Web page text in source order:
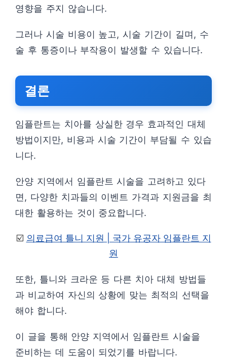
영향을 주지 않습니다.
그러나 시술 비용이 높고, 시술 기간이 길며, 수
술 후 통증이나 부작용이 발생할 수 있습니다.
결론
임플란트는 치아를 상실한 경우 효과적인 대체
방법이지만, 비용과 시술 기간이 부담될 수 있습
니다.
안양 지역에서 임플란트 시술을 고려하고 있다
면, 다양한 치과들의 이벤트 가격과 지원금을 최
대한 활용하는 것이 중요합니다.
☑️ 의료급여 틀니 지원 | 국가 유공자 임플란트 지
원
또한, 틀니와 크라운 등 다른 치아 대체 방법들
과 비교하여 자신의 상황에 맞는 최적의 선택을
해야 합니다.
이 글을 통해 안양 지역에서 임플란트 시술을
준비하는 데 도움이 되었기를 바랍니다.